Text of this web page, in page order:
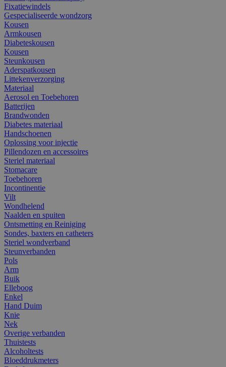
Fixatiewindels
Gespecialiseerde wondzorg
Kousen
Armkousen
Diabeteskousen
Kousen
Steunkousen
Aderspatkousen
Littekenverzorging
Materiaal
Aerosol en Toebehoren
Batterijen
Brandwonden
Diabetes materiaal
Handschoenen
Oplossing voor injectie
Pillendozen en accessoires
Steriel materiaal
Stomacare
Toebehoren
Incontinentie
Vilt
Wondhelend
Naalden en spuiten
Ontsmetting en Reiniging
Sondes, baxters en catheters
Steriel wondverband
Steunverbanden
Pols
Arm
Buik
Elleboog
Enkel
Hand Duim
Knie
Nek
Overige verbanden
Thuistests
Alcoholtests
Bloeddrukmeters